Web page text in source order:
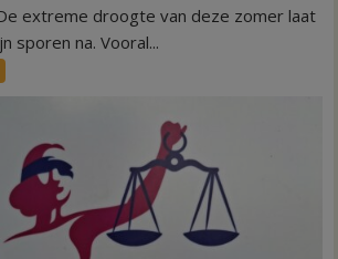
VIDEO
De extreme droogte van deze zomer laat
sporen na. Vooral...